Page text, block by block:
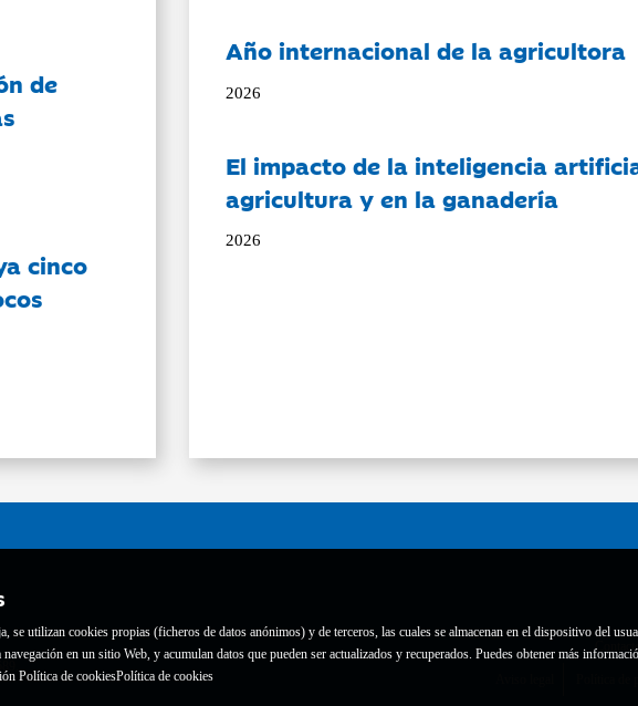
utilizan cookies propias (ficheros de datos anónimos) y de terceros, las cuales se almacenan en el dispositivo del
en un sitio Web, y acumulan datos que pueden ser actualizados y recuperados. Puedes obtener más
Política de cookiesPolítica de cookies
de
cinco
Año internacional de la agricultora
2026
El impacto de la inteligencia
agricultura y en la ganadería
2026
Contacto